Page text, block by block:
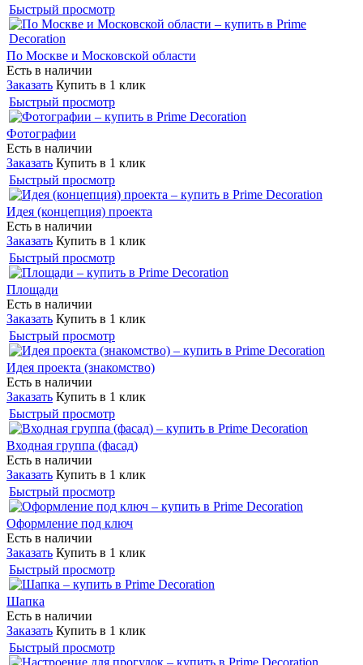
Быстрый просмотр
По Москве и Московской области
Есть в наличии
Заказать Купить в 1 клик
Быстрый просмотр
Фотографии
Есть в наличии
Заказать Купить в 1 клик
Быстрый просмотр
Идея (концепция) проекта
Есть в наличии
Заказать Купить в 1 клик
Быстрый просмотр
Площади
Есть в наличии
Заказать Купить в 1 клик
Быстрый просмотр
Идея проекта (знакомство)
Есть в наличии
Заказать Купить в 1 клик
Быстрый просмотр
Входная группа (фасад)
Есть в наличии
Заказать Купить в 1 клик
Быстрый просмотр
Оформление под ключ
Есть в наличии
Заказать Купить в 1 клик
Быстрый просмотр
Шапка
Есть в наличии
Заказать Купить в 1 клик
Быстрый просмотр